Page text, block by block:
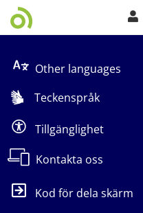
Other languages
Teckenspråk
Tillgänglighet
Kontakta oss
Kod för dela skärm